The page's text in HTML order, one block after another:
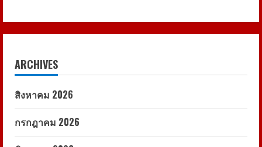
ARCHIVES
สิงหาคม 2026
กรกฎาคม 2026